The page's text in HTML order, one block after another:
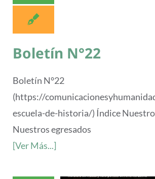
Boletín N°22
Boletín N°22
(https://
escuela-de-historia/) Índice
Nuestros egresados
[Ver Más...]